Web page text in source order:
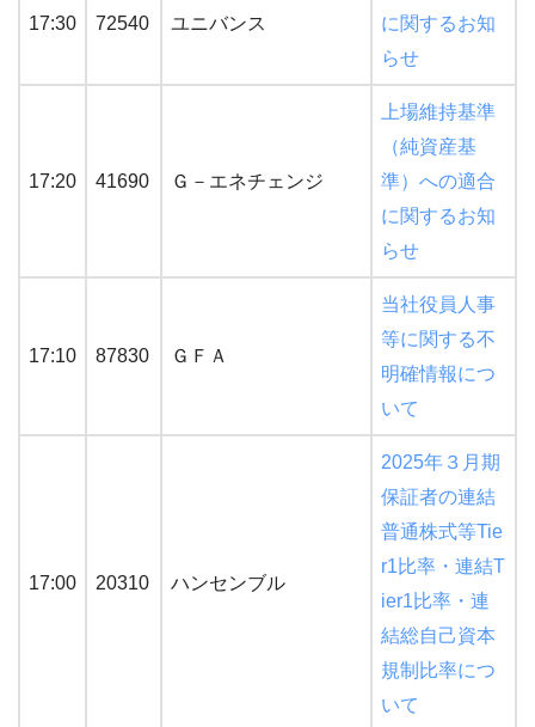
17:30 72540 ユニバンス
に関するお知
らせ
17:20 41690 Ｇ－エネチェンジ
上場維持基準
（純資産基
準）への適合
に関するお知
らせ
17:10 87830 ＧＦＡ
当社役員人事
等に関する不
明確情報につ
いて
17:00 20310 ハンセンブル
2025年３月期
保証者の連結
普通株式等Tie
r1比率・連結T
ier1比率・連
結総自己資本
規制比率につ
いて